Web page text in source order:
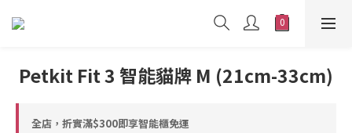
Petkit Fit 3 智能貓牌 M (21cm-33cm)
全店，折實滿$300即享智能櫃免運